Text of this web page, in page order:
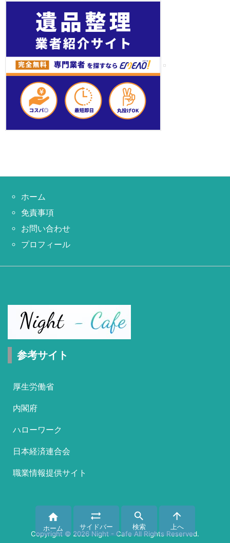
ホーム
免責事項
お問い合わせ
プロフィール
参考サイト
厚生労働省
内閣府
ハローワーク
日本経済連合会
職業情報提供サイト
Copyright © 2026 Night - Cafe All Rights Reserved.

ホーム

サイドバー

検索

上へ